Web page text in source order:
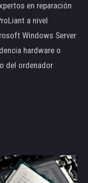
en reparación
a nivel
Windows Server
hardware o
del ordenador